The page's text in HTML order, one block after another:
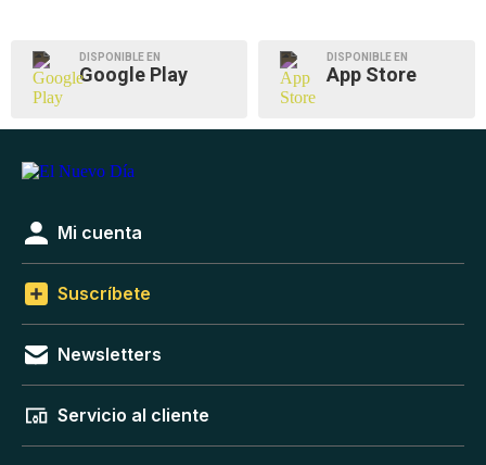
DISPONIBLE EN
Google Play
DISPONIBLE EN
App Store
Mi cuenta
Suscríbete
Newsletters
Servicio al cliente